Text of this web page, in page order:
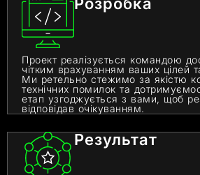
Проект реалізується командою
чітким врахуванням ваших цілей
Ми ретельно стежимо за якістю
технічних помилок та
етап узгоджується з вами, щоб
відповідав очікуванням.
Результат